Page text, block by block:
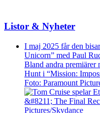
Listor & Nyheter
I maj 2025 får den
Unicorn” med Paul
Bland andra premiärer
Hunt i “Mission:
Foto: Paramount